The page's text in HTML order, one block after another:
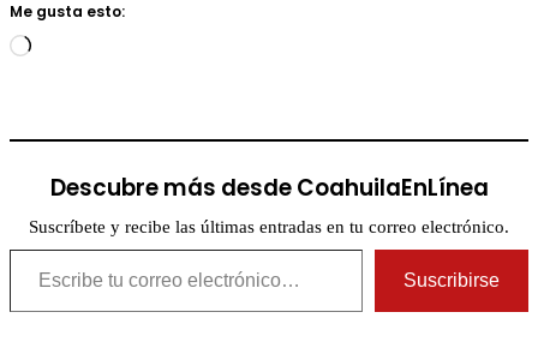
Me gusta esto:
Cargando...
Descubre más desde CoahuilaEnLínea
Suscríbete y recibe las últimas entradas en tu correo electrónico.
Escribe tu correo electrónico…
Suscribirse